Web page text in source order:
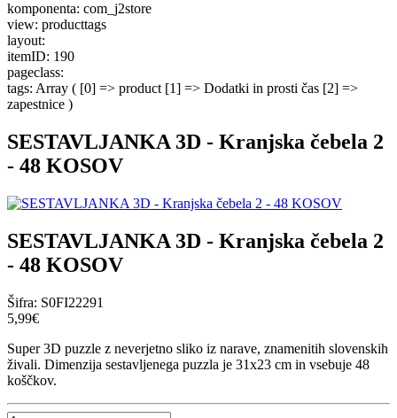
komponenta: com_j2store
view: producttags
layout:
itemID: 190
pageclass:
tags: Array ( [0] => product [1] => Dodatki in prosti čas [2] =>
zapestnice )
SESTAVLJANKA 3D - Kranjska čebela 2
- 48 KOSOV
SESTAVLJANKA 3D - Kranjska čebela 2
- 48 KOSOV
Šifra: S0FI22291
5,99€
Super 3D puzzle z neverjetno sliko iz narave, znamenitih slovenskih
živali. Dimenzija sestavljenega puzzla je 31x23 cm in vsebuje 48
koščkov.